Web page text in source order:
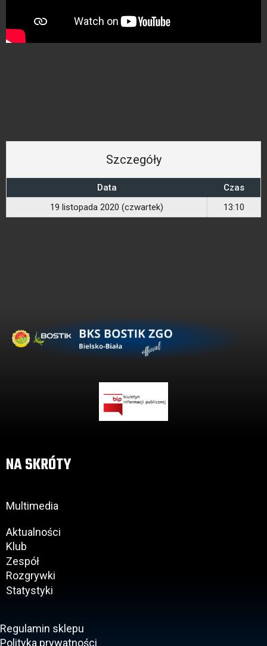
Szczegóły
Data
Czas
19 listopada 2020 (czwartek)
13:10
NA SKRÓTY
Multimedia
Aktualności
Klub
Zespół
Rozgrywki
Statystyki
Regulamin sklepu
Polityka prywatności